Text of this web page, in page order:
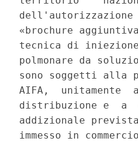
«brochure
tecnica di
polmonare da
sono soggetti alla
AIFA,  unitamente
distribuzione e  a
addizionale
immesso in